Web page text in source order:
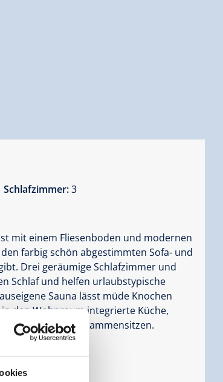
Schlafzimmer:3
mit einem Fliesenboden und modernen
farbig schön abgestimmten Sofa- und
Drei geräumige Schlafzimmer und
Schlaf und helfen urlaubstypische
Sauna lässt müde Knochen
den Wohnraum integrierte Küche,
Kochen und Beisammensitzen.